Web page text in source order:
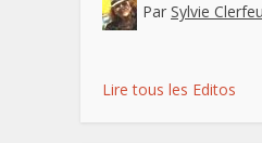
Par Sylvie
Lire tous les Editos